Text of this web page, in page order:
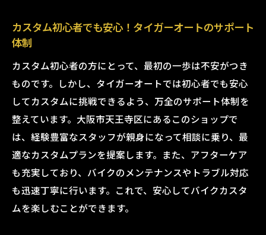
カスタム初心者でも安心！タイガーオートのサポート
体制
カスタム初心者の方にとって、最初の一歩は不安がつき
ものです。しかし、タイガーオートでは初心者でも安心
してカスタムに挑戦できるよう、万全のサポート体制を
整えています。大阪市天王寺区にあるこのショップで
は、経験豊富なスタッフが親身になって相談に乗り、最
適なカスタムプランを提案します。また、アフターケア
も充実しており、バイクのメンテナンスやトラブル対応
も迅速丁寧に行います。これで、安心してバイクカスタ
ムを楽しむことができます。